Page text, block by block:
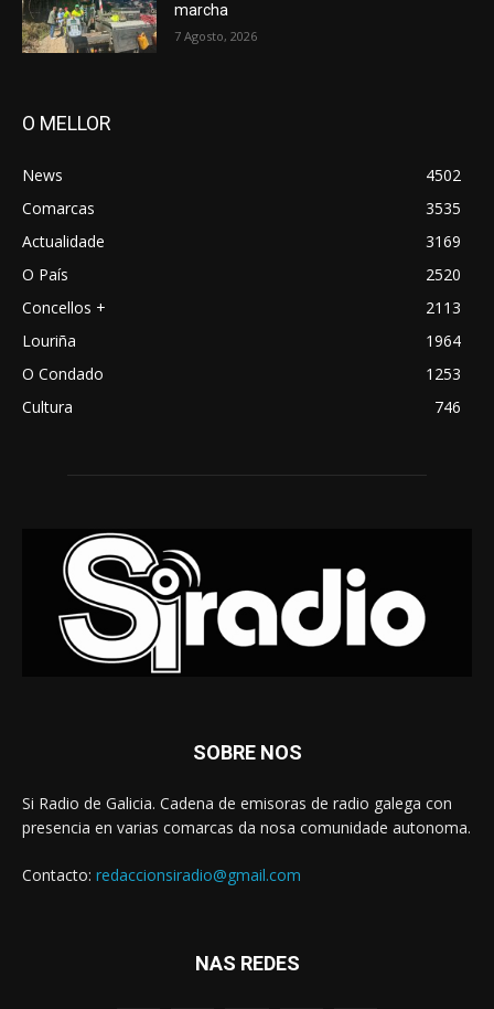
marcha
7 Agosto, 2026
O MELLOR
News
4502
Comarcas
3535
Actualidade
3169
O País
2520
Concellos +
2113
Louriña
1964
O Condado
1253
Cultura
746
SOBRE NOS
Si Radio de Galicia. Cadena de emisoras de radio galega con
presencia en varias comarcas da nosa comunidade autonoma.
Contacto: redaccionsiradio@gmail.com
NAS REDES